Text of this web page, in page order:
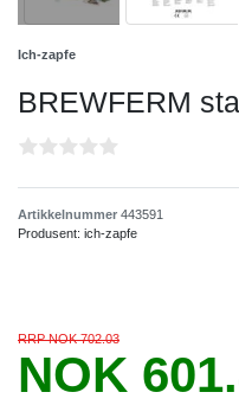
Ich-zapfe
BREWFERM
Artikkelnummer 443591
Produsent: ich-zapfe
RRP NOK 702.03
NOK